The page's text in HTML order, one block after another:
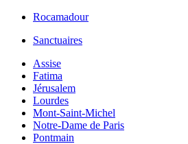
Rocamadour
Sanctuaires
Assise
Fatima
Jérusalem
Lourdes
Mont-Saint-Michel
Notre-Dame de Paris
Pontmain